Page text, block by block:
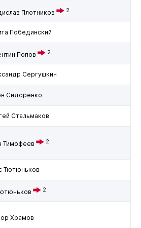
Плотников 2
Побединский
Попов 2
Сергушкин
Сидоренко
Стальмаков
Тимофеев 2
Тютюньков
2
Храмов